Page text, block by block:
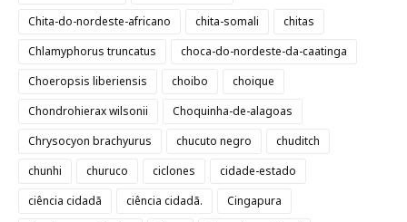
Chita-do-nordeste-africano
chita-somali
chitas
Chlamyphorus truncatus
choca-do-nordeste-da-caatinga
Choeropsis liberiensis
choibo
choique
Chondrohierax wilsonii
Choquinha-de-alagoas
Chrysocyon brachyurus
chucuto negro
chuditch
chunhi
churuco ciclones
cidade-estado
ciência cidadã
ciência cidadã.
Cingapura